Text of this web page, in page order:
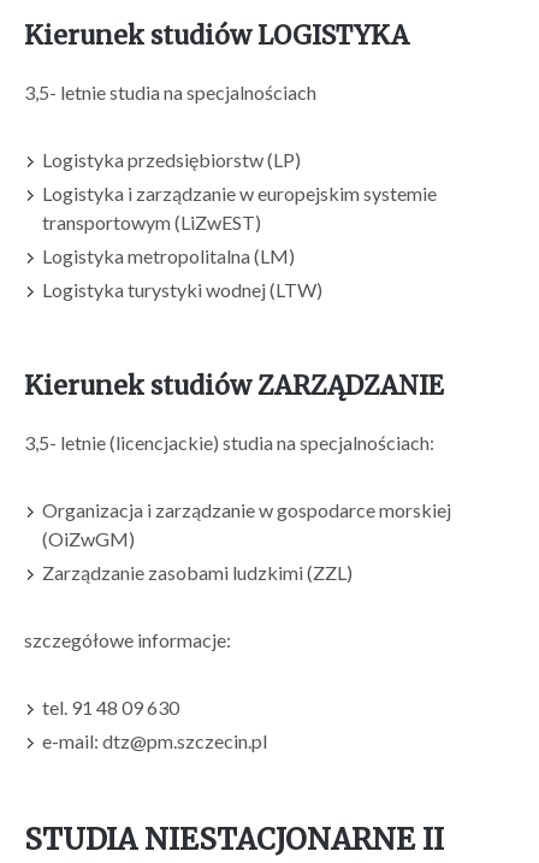
Kierunek studiów LOGISTYKA
3,5- letnie studia na specjalnościach
Logistyka przedsiębiorstw (LP)
Logistyka i zarządzanie w europejskim systemie
transportowym (LiZwEST)
Logistyka metropolitalna (LM)
Logistyka turystyki wodnej (LTW)
Kierunek studiów ZARZĄDZANIE
3,5- letnie (licencjackie) studia na specjalnościach:
Organizacja i zarządzanie w gospodarce morskiej
(OiZwGM)
Zarządzanie zasobami ludzkimi (ZZL)
szczegółowe informacje:
tel. 91 48 09 630
e-mail: dtz@pm.szczecin.pl
STUDIA NIESTACJONARNE II